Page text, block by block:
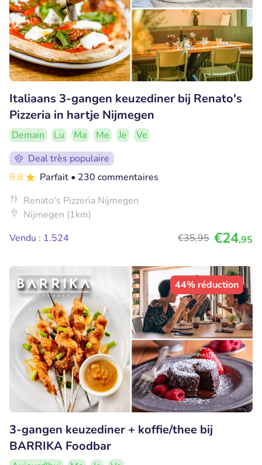
Italiaans 3-gangen keuzediner bij Renato's
Pizzeria in hartje Nijmegen
Demain Lu Ma Me Je
Ve
Deal très populaire
9.8
Parfait • 230 commentaires
Renato's Pizzeria Nijmegen
Nijmegen (1km)
Vendu : 1.524
€35,95 €24,95
44% réduction
3-gangen keuzediner + koffie/thee bij
BARRIKA Foodbar